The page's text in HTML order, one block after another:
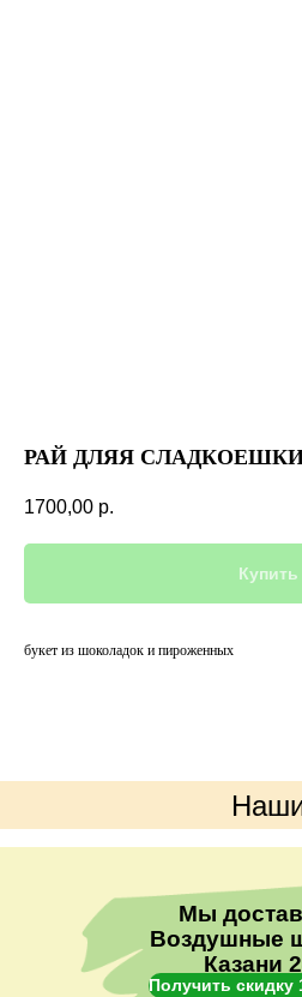
РАЙ ДЛЯЯ
1700,00 р.
Купить
букет из шоколадок и пироженных
Мы
Воздушные
Казани
Получить скидку